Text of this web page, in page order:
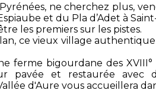
ne cherchez plus,
et du Pla d’Adet à
les premiers sur les pistes.
ce vieux village
bigourdane des XVIII°
pavée et restaurée avec
d'Aure vous accueillera